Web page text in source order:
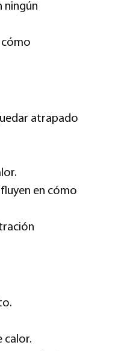
ningún
cómo
atrapado
en cómo
calor.